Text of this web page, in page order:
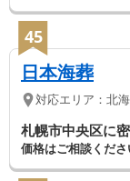
45
日本海葬
対応エリア： 北
札幌市中央区に
価格はご相談くださ